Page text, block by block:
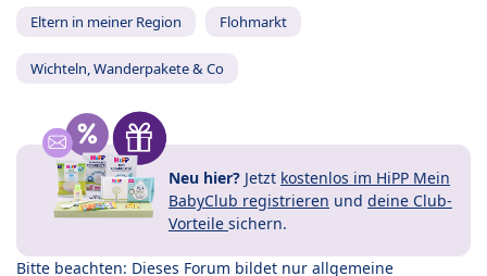
Eltern in meiner Region Flohmarkt
Wichteln, Wanderpakete & Co
Neu hier? Jetzt kostenlos im HiPP Mein
BabyClub registrieren und deine Club-
Vorteile sichern.
Bitte beachten: Dieses Forum bildet nur allgemeine